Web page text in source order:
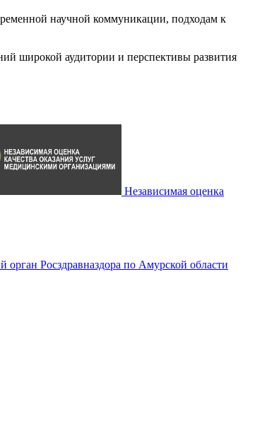
научной коммуникации, подходам к
широкой аудитории и перспективы развития
Независимая оценка
орган Росздравназдора по Амурской области